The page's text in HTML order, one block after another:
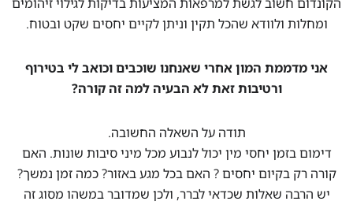
ומחלות ולוודא שהכל תקין וניתן לקיים יחסים שקט ובטוח.
אני מדממת המון אחרי שאנחנו שוכבים וכואב לי בטירוף
ורטיבות זאת לא הבעיה למה זה קורה?
תודה על השאלה החשובה.
דימום בזמן יחסי מין יכול לנבוע מכל מיני סיבות שונות. האם
קורה רק בקיום יחסים ? האם בכל מגע באזור? כמה זמן נמשך?
יש הרבה שאלות שכדאי לברר, ולכן שמדובר במשהו מסוג זה